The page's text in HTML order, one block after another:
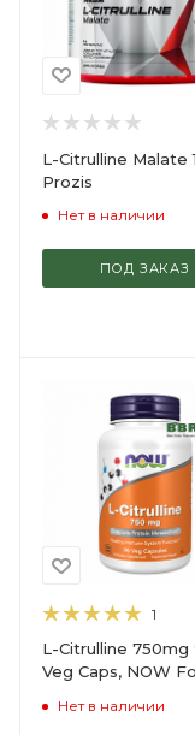
L-Citrulline Malate
Prozis
Нет в наличии
ПОД ЗАКАЗ
1
L-Citrulline 750mg
Veg Caps, NOW
Нет в наличии